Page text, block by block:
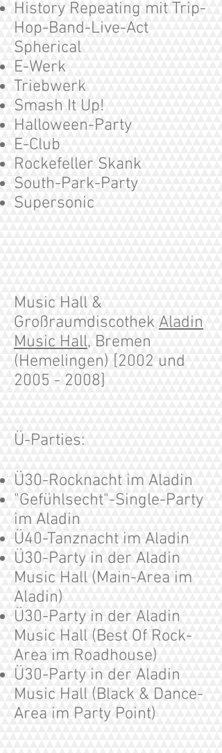
History Repeating mit Trip-
Hop-Band-Live-Act
Spherical
E-Werk
Triebwerk
Smash It Up!
Halloween-Party
E-Club
Rockefeller Skank
South-Park-Party
Supersonic
Music Hall &
Großraumdiscothek Aladin
Music Hall, Bremen
(Hemelingen) [2002 und
2005 - 2008]
Ü-Parties:
Ü30-Rocknacht im Aladin
"Gefühlsecht"-Single-Party
im Aladin
Ü40-Tanznacht im Aladin
Ü30-Party in der Aladin
Music Hall (Main-Area im
Aladin)
Ü30-Party in der Aladin
Music Hall (Best Of Rock-
Area im Roadhouse)
Ü30-Party in der Aladin
Music Hall (Black & Dance-
Area im Party Point)